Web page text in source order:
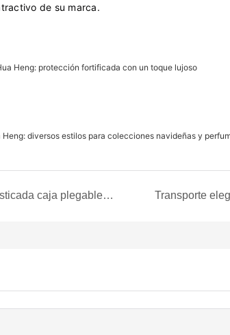
de su marca.
Heng: protección fortificada con un toque lujoso
diversos estilos para colecciones navideñas y
Elegancia en reposo: la sofisticada caja plegable para ropa de dormir